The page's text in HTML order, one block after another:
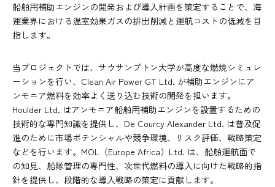
船舶用補助エンジンの開発および導入計画を策定することで、海
運業界における温室効果ガスの排出削減と運航コストの低減を目
指します。
当プロジェクトでは、サウサンプトン大学が高度な燃焼シミュレ
ーションを行い、Clean Air Power GT Ltd. が補助エンジンにア
ンモニア燃料を効率よく送り込む技術の開発を担います。
Houlder Ltd. はアンモニア船舶用補助エンジンを設置するための
技術的な専門知識を提供し、De Courcy Alexander Ltd. は普及促
進のために市場ポテンシャルや競争環境、リスク評価、戦略策定
などを行います。MOL（Europe Africa）Ltd. は、船舶運航面で
の知見、船隊管理の専門性、次世代燃料の導入に向けた戦略的指
針を提供し、段階的な導入戦略の策定に貢献します。